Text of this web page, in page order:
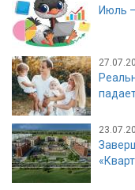
Июль